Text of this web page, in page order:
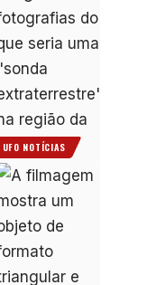
UFO NOTÍCIAS